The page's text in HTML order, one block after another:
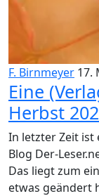
F. Birnmeyer 17.
Eine
Herbst
In letzter Zeit ist
Blog Der-
Das liegt zum
etwas geändert